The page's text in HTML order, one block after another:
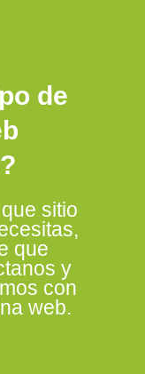
de
sitio
que
y
con
web.